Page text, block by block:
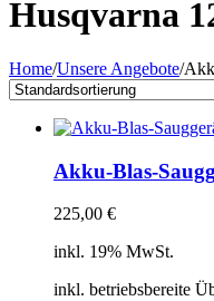
Husqvarna
Home/Unsere Angebote/
Akku-Blas-
225,00 €
inkl. 19% MwSt.
inkl. betriebsbereite